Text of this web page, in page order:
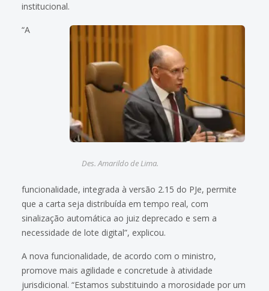
institucional.
Des. Amarildo de Lima.
“A
funcionalidade, integrada à versão 2.15 do PJe, permite
que a carta seja distribuída em tempo real, com
sinalização automática ao juiz deprecado e sem a
necessidade de lote digital”, explicou.
A nova funcionalidade, de acordo com o ministro,
promove mais agilidade e concretude à atividade
jurisdicional. “Estamos substituindo a morosidade por um